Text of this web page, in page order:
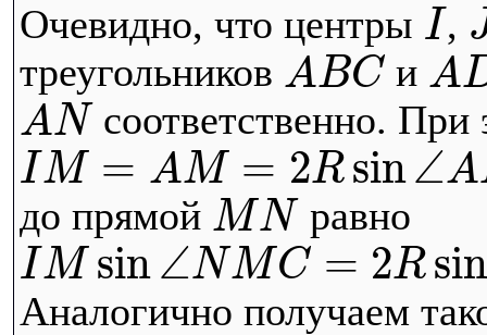
Очевидно, что центры I,
треугольников ABC и A
ANсоответственно. При
IM = AM = 2R sin∠A
до прямой MN равно
IM sin∠NMC = 2R sin
Аналогично получаем